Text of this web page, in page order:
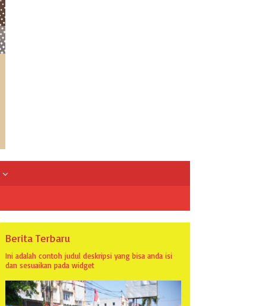
Berita Terbaru
Ini adalah contoh judul deskripsi yang bisa anda isi
dan sesuaikan pada widget